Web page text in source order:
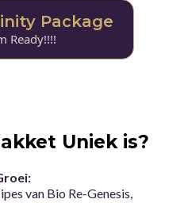
Package
Ready!!!!
Uniek is?
van Bio Re-Genesis,